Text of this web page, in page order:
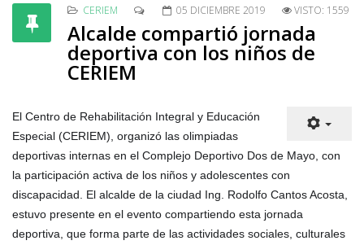
Alcalde compartió jornada
deportiva con los niños de
CERIEM
Especial (CERIEM), organizó las olimpiadas
deportivas internas en el Complejo Deportivo Dos de Mayo, con
la participación activa de los niños y adolescentes con
discapacidad. El alcalde de la ciudad Ing. Rodolfo Cantos Acosta,
estuvo presente en el evento compartiendo esta jornada
deportiva, que forma parte de las actividades sociales, culturales
y deportivas, que la institución municipal viene desarrollando por